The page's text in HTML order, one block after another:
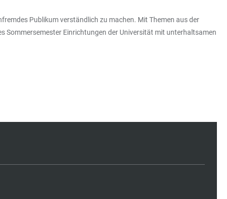
Publikum verständlich zu machen. Mit Themen aus der
Sommersemester Einrichtungen der Universität mit unterhaltsamen